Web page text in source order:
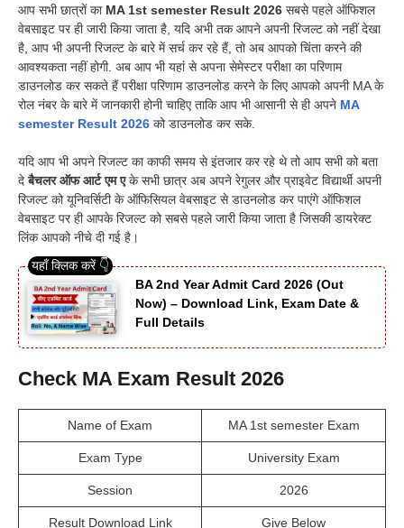
आप सभी छात्रों का MA 1st semester Result 2026 सबसे पहले ऑफिशल
वेबसाइट पर ही जारी किया जाता है, यदि अभी तक आपने अपनी रिजल्ट को नहीं देखा
है, आप भी अपनी रिजल्ट के बारे में सर्च कर रहे हैं, तो अब आपको चिंता करने की
आवश्यकता नहीं होगी. अब आप भी यहां से अपना सेमेस्टर परीक्षा का परिणाम
डाउनलोड कर सकते हैं परीक्षा परिणाम डाउनलोड करने के लिए आपको अपनी MA के
रोल नंबर के बारे में जानकारी होनी चाहिए ताकि आप भी आसानी से ही अपने MA
semester Result 2026 को डाउनलोड कर सके.
यदि आप भी अपने रिजल्ट का काफी समय से इंतजार कर रहे थे तो आप सभी को बता
देबैचलर ऑफ आर्ट एम एके सभी छात्र अब अपने रेगुलर और प्राइवेट विद्यार्थी अपनी
रिजल्ट को यूनिवर्सिटी के ऑफिसियल वेबसाइट से डाउनलोड कर पाएंगे ऑफिशल
वेबसाइट पर ही आपके रिजल्ट को सबसे पहले जारी किया जाता है जिसकी डायरेक्ट
लिंक आपको नीचे दी गई है।
BA 2nd Year Admit Card 2026 (Out
Now) – Download Link, Exam Date &
Full Details
Check MA Exam Result 2026
Name of Exam MA 1st semester Exam
Exam Type University Exam
Session 2026
Result Download Link Give Below